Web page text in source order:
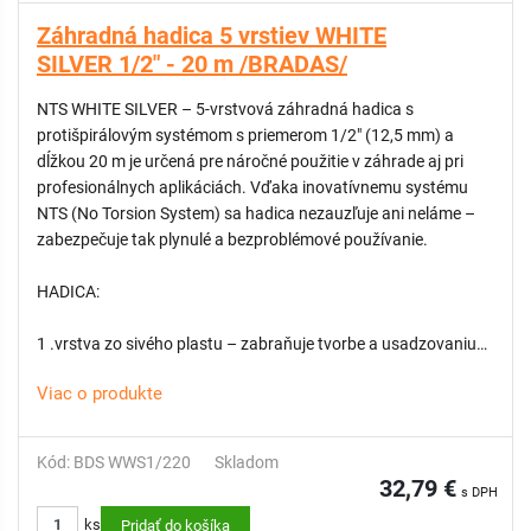
KATEGÓRIA: Professional
Záhradná hadica 5 vrstiev WHITE
SILVER 1/2" - 20 m /BRADAS/
NTS WHITE SILVER – 5-vrstvová záhradná hadica s
protišpirálovým systémom s priemerom 1/2" (12,5 mm) a
dĺžkou 20 m je určená pre náročné použitie v záhrade aj pri
profesionálnych aplikáciách. Vďaka inovatívnemu systému
NTS (No Torsion System) sa hadica nezauzľuje ani neláme –
zabezpečuje tak plynulé a bezproblémové používanie.
HADICA:
1 .vrstva zo sivého plastu – zabraňuje tvorbe a usadzovaniu
2. vrstva - Biela plastová vrstva
technológia zabezpečujúca odolnosť voči skrúteniu
5 - vrstva - Vonkajšia transparentná vrstva so striebornými
čiastočkami – odolná voči poveternostným vplyvom
Viac o produkte
Kód: BDS WWS1/220 Skladom
32,79 € s DPH
ks Pridať do košíka